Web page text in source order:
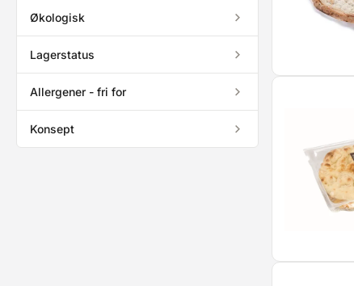
Økologisk
Lagerstatus
Allergener - fri for
Konsept